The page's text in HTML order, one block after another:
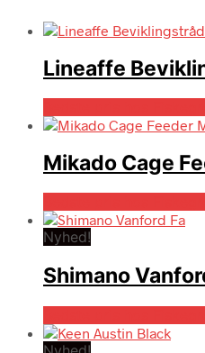
Lineaffe
Mikado Cage
Nyhed!
Shimano